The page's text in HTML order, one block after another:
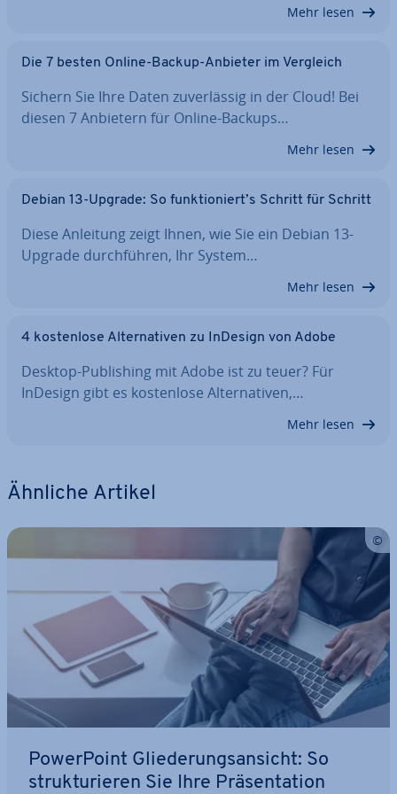
Mehr lesen
Die 7 besten Online-Backup-Anbieter im Vergleich
Sichern Sie Ihre Daten zu­ver­läs­sig in der Cloud! Bei
diesen 7 Anbietern für Online-Backups…
Mehr lesen
Debian 13-Upgrade: So funk­tio­niert’s Schritt für Schritt
Diese Anleitung zeigt Ihnen, wie Sie ein Debian 13-
Upgrade durch­füh­ren, Ihr System…
Mehr lesen
4 kos­ten­lo­se Al­ter­na­ti­ven zu InDesign von Adobe
Desktop-Pu­bli­shing mit Adobe ist zu teuer? Für
InDesign gibt es kos­ten­lo­se Al­ter­na­ti­ven,…
Mehr lesen
Ähnliche Artikel
Power­Point Glie­de­rungs­an­sicht: So
struk­tu­rie­ren Sie Ihre Prä­sen­ta­ti­on